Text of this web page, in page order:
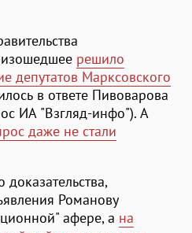
решило
депутатов Марксовского
в ответе Пивоварова
ИА "Взгляд-инфо"). А
даже не стали
Романову
афере, а на